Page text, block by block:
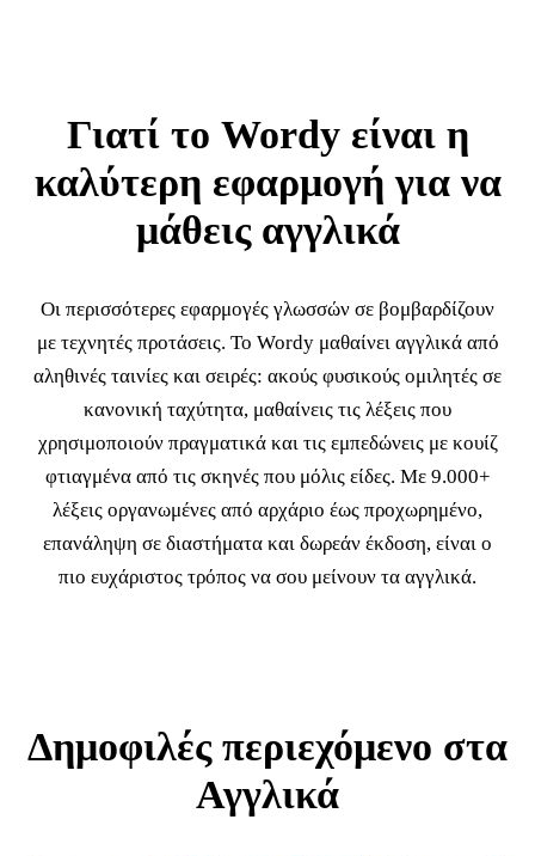
Γιατί το Wordy είναι η
καλύτερη εφαρμογή για να
μάθεις αγγλικά
Οι περισσότερες εφαρμογές γλωσσών σε βομβαρδίζουν
με τεχνητές προτάσεις. Το Wordy μαθαίνει αγγλικά από
αληθινές ταινίες και σειρές: ακούς φυσικούς ομιλητές σε
κανονική ταχύτητα, μαθαίνεις τις λέξεις που
χρησιμοποιούν πραγματικά και τις εμπεδώνεις με κουίζ
φτιαγμένα από τις σκηνές που μόλις είδες. Με 9.000+
λέξεις οργανωμένες από αρχάριο έως προχωρημένο,
επανάληψη σε διαστήματα και δωρεάν έκδοση, είναι ο
πιο ευχάριστος τρόπος να σου μείνουν τα αγγλικά.
Δημοφιλές περιεχόμενο στα
Αγγλικά